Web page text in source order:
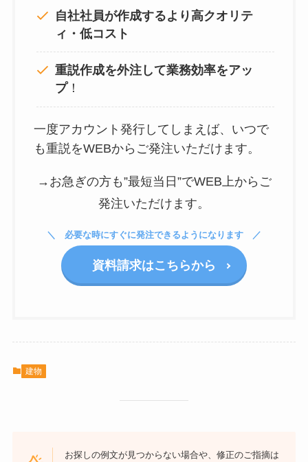
自社社員が作成するより高クオリテ
ィ・低コスト
重説作成を外注して業務効率をアッ
プ！
一度アカウント発行してしまえば、いつで
も重説をWEBからご発注いただけます。
→お急ぎの方も”最短当日”でWEB上からご
発注いただけます。
必要な時にすぐに発注できるようになります
資料請求はこちらから
建物
お探しの例文が見つからない場合や、修正のご指摘は